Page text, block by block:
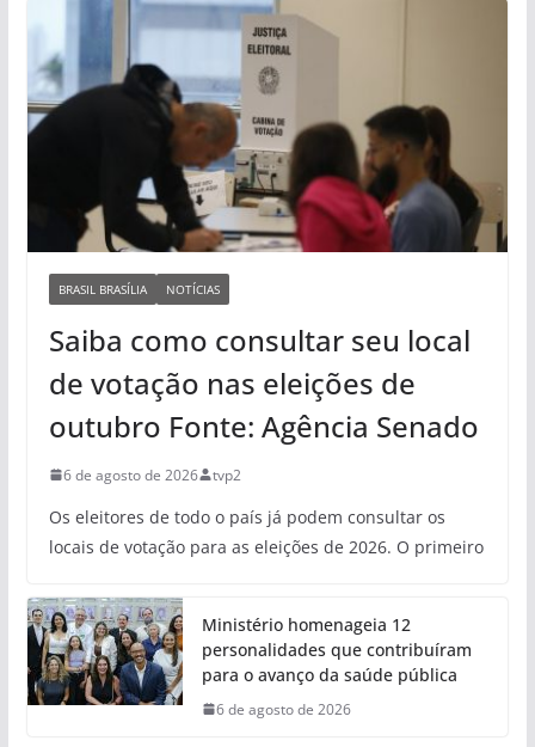
BRASIL BRASÍLIA NOTÍCIAS
Saiba como consultar seu local
de votação nas eleições de
outubro Fonte: Agência Senado
6 de agosto de 2026 tvp2
Os eleitores de todo o país já podem consultar os
locais de votação para as eleições de 2026. O primeiro
Ministério homenageia 12
personalidades que contribuíram
para o avanço da saúde pública
6 de agosto de 2026